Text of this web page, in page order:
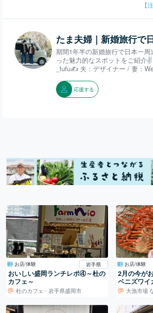
【
たま夫婦｜新婚旅行で
期間1年半の新婚旅行で日本一
った魅力的なスポットをご紹介
_fufu✍️ 夫：デザイナー / 妻：
応援する
お店/体験 岩手県
おいしい盛岡ランチレポ④～杜の
カフェ～
杜のカフェ - 岩手県盛岡市
お店/体験
2月の今が
ベニズワイ
大漁市場